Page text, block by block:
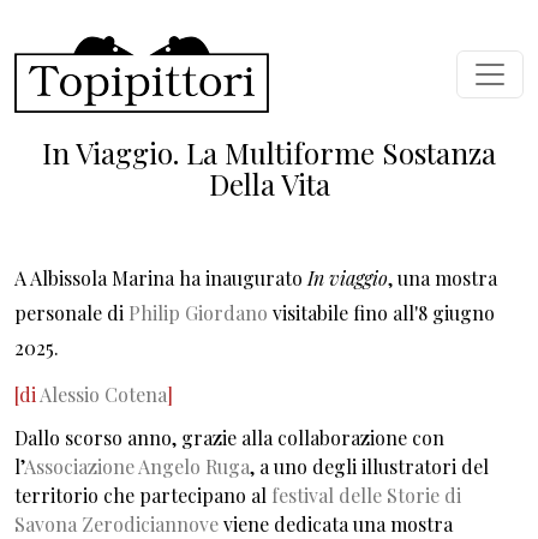
In Viaggio. La Multiforme Sostanza
Della Vita
A Albissola Marina ha inauguratoIn viaggio, una mostra
personale di Philip Giordano visitabile fino all'8 giugno
2025.
[diAlessio Cotena]
Dallo scorso anno, grazie alla collaborazione con
l’Associazione Angelo Ruga, a uno degli illustratori del
territorio che partecipano al festival delle Storie di
Savona Zerodiciannoveviene dedicata una mostra